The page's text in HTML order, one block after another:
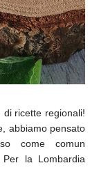
ricette regionali!
abbiamo pensato
come comun
la Lombardia